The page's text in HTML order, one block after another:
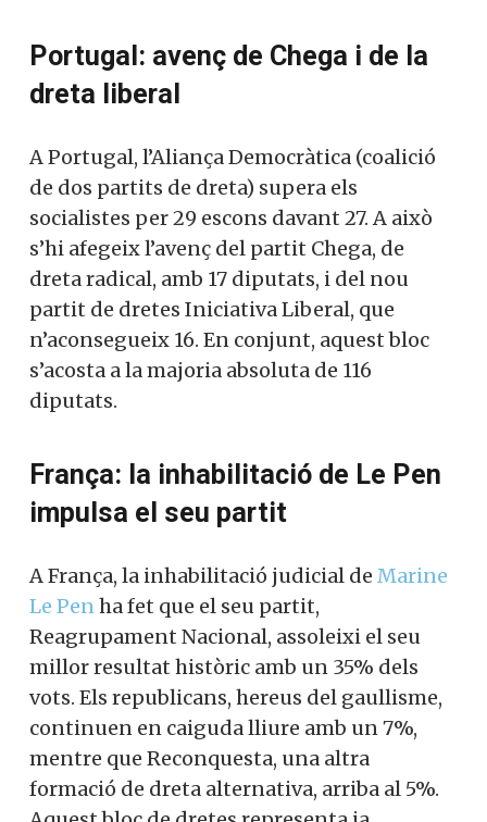
Portugal: avenç de Chega i de la
dreta liberal
A Portugal, l’Aliança Democràtica (coalició
de dos partits de dreta) supera els
socialistes per 29 escons davant 27. A això
s’hi afegeix l’avenç del partit Chega, de
dreta radical, amb 17 diputats, i del nou
partit de dretes Iniciativa Liberal, que
n’aconsegueix 16. En conjunt, aquest bloc
s’acosta a la majoria absoluta de 116
diputats.
França: la inhabilitació de Le Pen
impulsa el seu partit
A França, la inhabilitació judicial de
Marine Le Pen ha fet que el seu partit,
Reagrupament Nacional, assoleixi el seu
millor resultat històric amb un 35% dels
vots. Els republicans, hereus del
gaullisme, continuen en caiguda lliure
amb un 7%, mentre que Reconquesta, una
altra formació de dreta alternativa, arriba